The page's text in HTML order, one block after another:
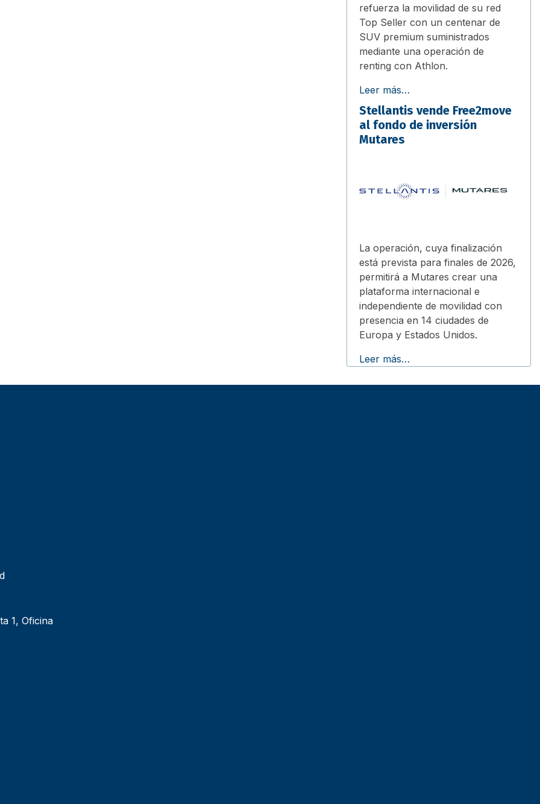
refuerza la movilidad de su red
Top Seller con un centenar de
SUV premium suministrados
mediante una operación de
renting con Athlon.
Leer más…
Stellantis vende Free2move
al fondo de inversión
Mutares
La operación, cuya finalización
está prevista para finales de 2026,
permitirá a Mutares crear una
plataforma internacional e
independiente de movilidad con
presencia en 14 ciudades de
Europa y Estados Unidos.
Leer más…
1, Oficina